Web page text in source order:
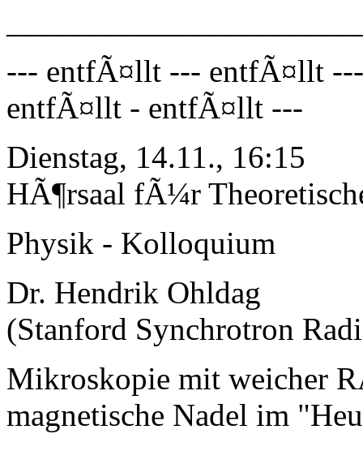
--- entfÃ¤llt --- entfÃ¤llt
entfÃ¤llt - entfÃ¤llt ---
Dienstag, 14.11., 16:15
HÃ¶rsaal fÃ¼r
Physik - Kolloquium
Dr. Hendrik Ohldag
(Stanford Synchrotron
Mikroskopie mit weicher
magnetische Nadel im